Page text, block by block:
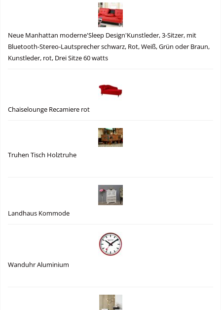
Neue Manhattan moderne'Sleep Design'Kunstleder, 3-Sitzer, mit
Bluetooth-Stereo-Lautsprecher schwarz, Rot, Weiß, Grün oder Braun,
Kunstleder, rot, Drei Sitze 60 watts
Chaiselounge Recamiere rot
Truhen Tisch Holztruhe
Landhaus Kommode
Wanduhr Aluminium